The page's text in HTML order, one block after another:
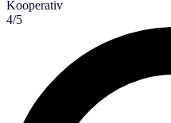
Kooperativ
4/5